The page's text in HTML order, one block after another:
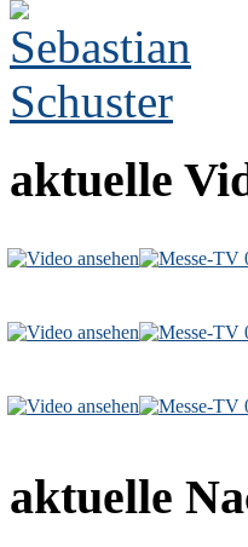
aktuelle
aktuelle